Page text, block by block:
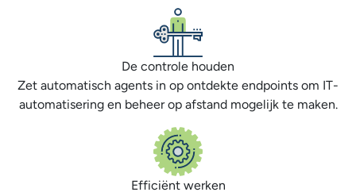
De controle houden
Zet automatisch agents in op ontdekte endpoints om IT-
automatisering en beheer op afstand mogelijk te maken.
Efficiënt werken